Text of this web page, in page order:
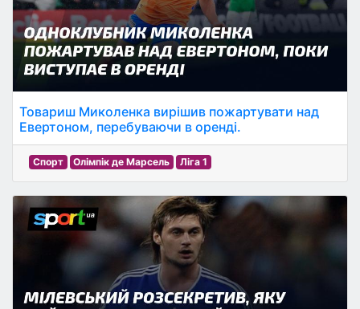
Товариш Миколенка вирішив пожартувати над
Евертоном, перебуваючи в оренді.
Спорт Олімпік де Марсель Ліга 1